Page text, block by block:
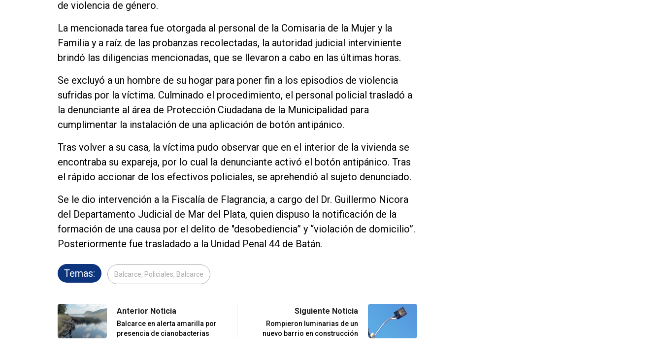
de violencia de género.
La mencionada tarea fue otorgada al personal de la Comisaria de la Mujer y la
Familia y a raíz de las probanzas recolectadas, la autoridad judicial interviniente
brindó las diligencias mencionadas, que se llevaron a cabo en las últimas horas.
Se excluyó a un hombre de su hogar para poner fin a los episodios de violencia
sufridas por la víctima. Culminado el procedimiento, el personal policial trasladó a
la denunciante al área de Protección Ciudadana de la Municipalidad para
cumplimentar la instalación de una aplicación de botón antipánico.
Tras volver a su casa, la víctima pudo observar que en el interior de la vivienda se
encontraba su expareja, por lo cual la denunciante activó el botón antipánico. Tras
el rápido accionar de los efectivos policiales, se aprehendió al sujeto denunciado.
Se le dio intervención a la Fiscalía de Flagrancia, a cargo del Dr. Guillermo Nicora
del Departamento Judicial de Mar del Plata, quien dispuso la notificación de la
formación de una causa por el delito de "desobediencia” y “violación de domicilio”.
Posteriormente fue trasladado a la Unidad Penal 44 de Batán.
Temas: Balcarce, Policiales, Balcarce
Anterior Noticia
Balcarce en alerta amarilla por
presencia de cianobacterias
Siguiente Noticia
Rompieron luminarias de un
nuevo barrio en construcción